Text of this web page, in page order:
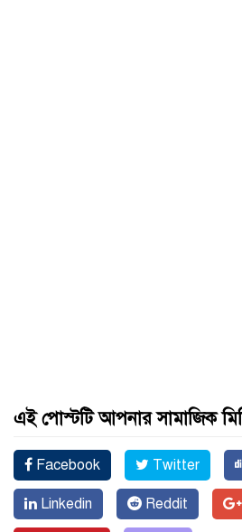
এই পোস্টটি আপনার সামাজিক
Facebook Twitter
Linkedin Reddit